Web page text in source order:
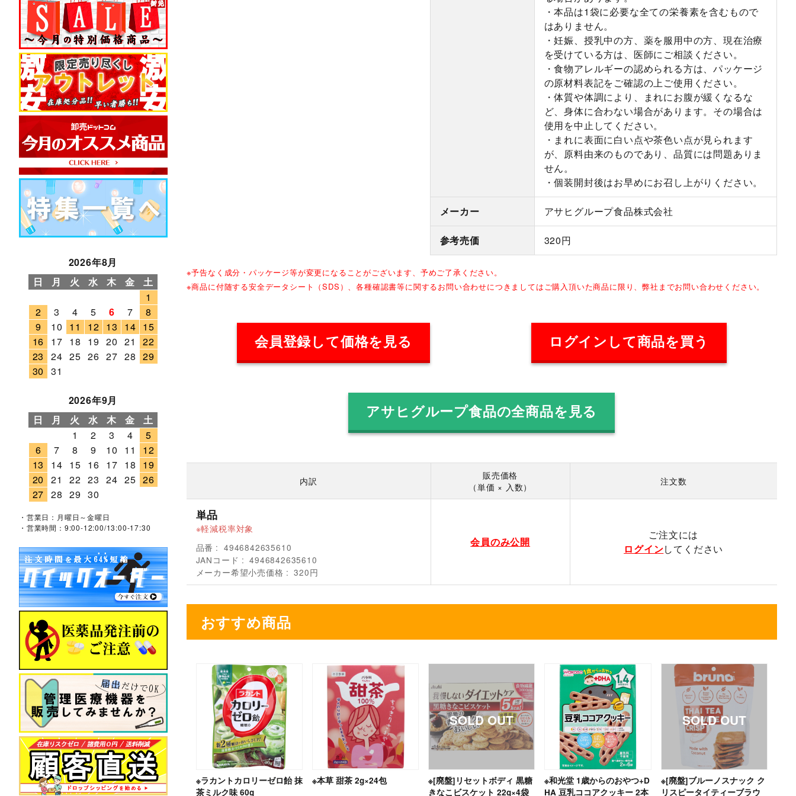
・本品は1袋に必要な全ての栄養素を含むもので
はありません。
・妊娠、授乳中の方、薬を服用中の方、現在治療
を受けている方は、医師にご相談ください。
・食物アレルギーの認められる方は、パッケージ
の原材料表記をご確認の上ご使用ください。
・体質や体調により、まれにお腹が緩くなるな
ど、身体に合わない場合があります。その場合は
使用を中止してください。
・まれに表面に白い点や茶色い点が見られます
が、原料由来のものであり、品質には問題ありま
せん。
・個装開封後はお早めにお召し上がりください。
メーカー アサヒグループ食品株式会社
参考売価 320円
※予告なく成分・パッケージ等が変更になることがございます、予めご了承ください。
※商品に付随する安全データシート（SDS）、各種確認書等に関するお問い合わせにつきましてはご購入頂いた商品に限り、弊社までお問い合わせください。
会員登録して価格を見る ログインして商品を買う
アサヒグループ食品の全商品を見る
内訳
販売価格
（単価 × 入数）
注文数
単品
軽減税率対象
品番
4946842635610
JANコード
4946842635610
メーカー希望小売価格
320円
会員のみ公開
ご注文には
ログインしてください
おすすめ商品
※ラカントカロリーゼロ飴 抹
茶ミルク味 60g
※本草 甜茶 2g×24包
※[廃盤]リセットボディ 黒糖
きなこビスケット 22g×4袋
※和光堂 1歳からのおやつ+D
HA 豆乳ココアクッキー 2本
※[廃盤]ブルーノスナック ク
リスピータイティーブラウ
2026年8月
日
月 火 水 木 金
土
1
2
3 4 5 6 7
8
9
10 11 12 13 14 15
16
17 18 19 20 21
22
23
24 25 26 27 28 29
30
31
2026年9月
日
月 火 水 木 金
土
1
2 3 4
5
6
7 8 9 10 11
12
13
14 15 16 17 18
19
20
21 22 23 24 25 26
27 28 29 30
・営業日：月曜日～金曜日
・営業時間：9:00-12:00/13:00-17:30